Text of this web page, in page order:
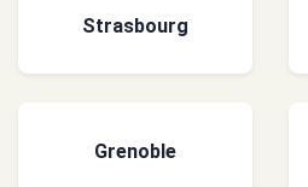
Strasbourg
Grenoble